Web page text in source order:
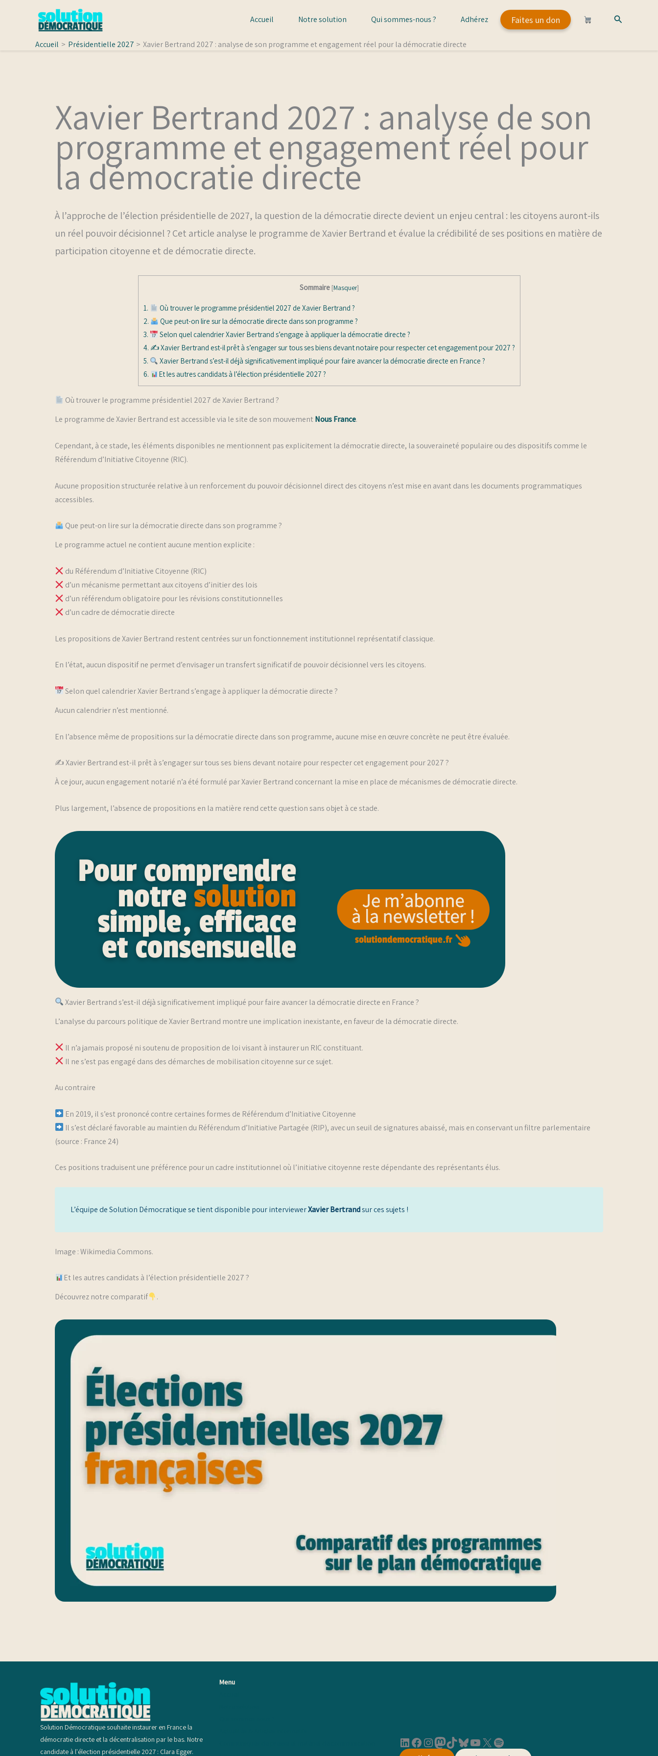
Accueil Notre solution Qui sommes-nous ? Adhérez Faites un don Rechercher
Accueil Présidentielle 2027 Xavier Bertrand 2027 : analyse de son programme et engagement réel pour la démocratie directe
Xavier Bertrand 2027 : analyse de son
programme et engagement réel pour
la démocratie directe
À l’approche de l’élection présidentielle de 2027, la question de la démocratie directe devient un enjeu central : les citoyens auront-ils
un réel pouvoir décisionnel ? Cet article analyse le programme de Xavier Bertrand et évalue la crédibilité de ses positions en matière de
participation citoyenne et de démocratie directe.
Sommaire [Masquer]
1.
Où trouver le programme présidentiel 2027 de Xavier Bertrand ?
2.
Que peut-on lire sur la démocratie directe dans son programme ?
3.
Selon quel calendrier Xavier Bertrand s’engage à appliquer la démocratie directe ?
4. ✍️ Xavier Bertrand est-il prêt à s’engager sur tous ses biens devant notaire pour respecter cet engagement pour 2027 ?
5.
Xavier Bertrand s’est-il déjà significativement impliqué pour faire avancer la démocratie directe en France ?
6.
Et les autres candidats à l’élection présidentielle 2027 ?
Où trouver le programme présidentiel 2027 de Xavier Bertrand ?
Le programme de Xavier Bertrand est accessible via le site de son mouvementNous France.
Cependant, à ce stade, les éléments disponibles ne mentionnent pas explicitement la démocratie directe, la souveraineté populaire ou des dispositifs comme le
Référendum d’Initiative Citoyenne (RIC).
Aucune proposition structurée relative à un renforcement du pouvoir décisionnel direct des citoyens n’est mise en avant dans les documents programmatiques
accessibles.
Que peut-on lire sur la démocratie directe dans son programme ?
Le programme actuel ne contient aucune mention explicite :
du Référendum d’Initiative Citoyenne (RIC)
d’un mécanisme permettant aux citoyens d’initier des lois
d’un référendum obligatoire pour les révisions constitutionnelles
d’un cadre de démocratie directe
Les propositions de Xavier Bertrand restent centrées sur un fonctionnement institutionnel représentatif classique.
En l’état, aucun dispositif ne permet d’envisager un transfert significatif de pouvoir décisionnel vers les citoyens.
Selon quel calendrier Xavier Bertrand s’engage à appliquer la démocratie directe ?
Aucun calendrier n’est mentionné.
En l’absence même de propositions sur la démocratie directe dans son programme, aucune mise en œuvre concrète ne peut être évaluée.
✍️ Xavier Bertrand est-il prêt à s’engager sur tous ses biens devant notaire pour respecter cet engagement pour 2027 ?
À ce jour, aucun engagement notarié n’a été formulé par Xavier Bertrand concernant la mise en place de mécanismes de démocratie directe.
Plus largement, l’absence de propositions en la matière rend cette question sans objet à ce stade.
Xavier Bertrand s’est-il déjà significativement impliqué pour faire avancer la démocratie directe en France ?
L’analyse du parcours politique de Xavier Bertrand montre une implication inexistante, en faveur de la démocratie directe.
Il n’a jamais proposé ni soutenu de proposition de loi visant à instaurer un RIC constituant.
Il ne s’est pas engagé dans des démarches de mobilisation citoyenne sur ce sujet.
Au contraire
En 2019, il s’est prononcé contre certaines formes de Référendum d’Initiative Citoyenne
Il s’est déclaré favorable au maintien du Référendum d’Initiative Partagée (RIP), avec un seuil de signatures abaissé, mais en conservant un filtre parlementaire
(source : France 24)
Ces positions traduisent une préférence pour un cadre institutionnel où l’initiative citoyenne reste dépendante des représentants élus.
L’équipe de Solution Démocratique se tient disponible pour interviewerXavier Bertrandsur ces sujets !
Image : Wikimedia Commons.
Et les autres candidats à l’élection présidentielle 2027 ?
Découvrez notre comparatif
.
Solution Démocratique souhaite instaurer en France la
démocratie directe et la décentralisation par le bas. Notre
candidate à l'élection présidentielle 2027 : Clara Egger.
Menu
LinkedIn Facebook InstagramMastodon TikTok Bluesky YouTube X Spotify